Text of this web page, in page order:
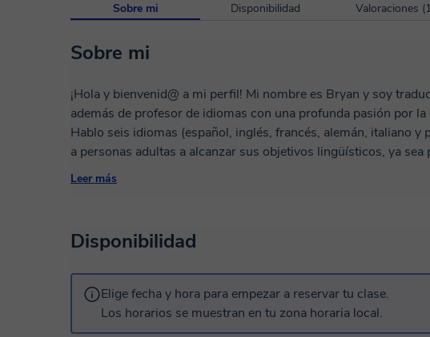
Sobre mi Disponibilidad Valoraciones
Sobre mi
¡Hola y bienvenid@ a mi perfil! Mi nombre es Bryan y soy traductor e intérprete profesional,
además de profesor de idiomas con una profunda pasión por
Hablo seis idiomas (español, inglés, francés, alemán, italiano y
a personas adultas a alcanzar sus objetivos lingüísticos, ya
exámenes oficiales o puro placer personal. 🎯 ¿Qué puedes esperar de mis clases? Clases 100%
sentirás cómodo/a desde el primer minuto. 🎓 Si hace tiempo que dejaste el aula, no te
No hay preguntas tontas ni errores vergonzosos: hay progreso,
importa si partes de cero o si ya tienes un buen nivel y quieres
Leer más
Disponibilidad
Elige fecha y hora para empezar a reservar tu clase.
Los horarios se muestran en tu zona horaria local.